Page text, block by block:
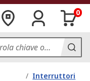
0
/ Interruttori